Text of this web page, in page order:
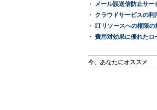
メール誤送信防止サー
クラウドサービスの利
ITリソースへの権限の
費用対効果に優れたロ
今、あなたにオススメ